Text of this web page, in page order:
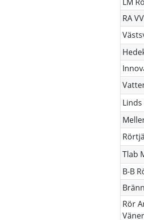
RA
Tlab
B-B
Rör